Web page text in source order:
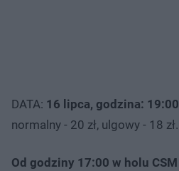
DATA: 16 lipca, godzina: 19:00
normalny - 20 zł, ulgowy - 18 zł.
Od godziny 17:00 w holu CSM